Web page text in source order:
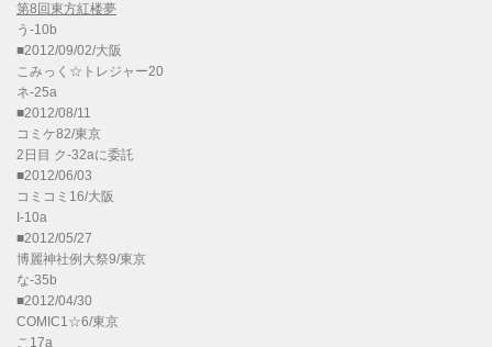
第8回東方紅楼夢
う-10b
■2012/09/02/大阪
こみっく☆トレジャー20
ネ-25a
■2012/08/11
コミケ82/東京
2日目 ク-32aに委託
■2012/06/03
コミコミ16/大阪
I-10a
■2012/05/27
博麗神社例大祭9/東京
な-35b
■2012/04/30
COMIC1☆6/東京
こ17a